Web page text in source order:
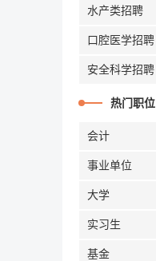
水产类招聘
口腔医学招聘
安全科学招聘
热门职位
会计
事业单位
大学
实习生
基金